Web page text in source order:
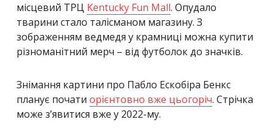
місцевий ТРЦ Kentucky Fun Mall. Опудало
тварини стало талісманом магазину. З
зображенням ведмедя у крамниці можна купити
різноманітний мерч – від футболок до значків.
Знімання картини про Пабло Ескобіра Бенкс
планує почати орієнтовно вже цьогоріч. Стрічка
може з’явитися вже у 2022-му.